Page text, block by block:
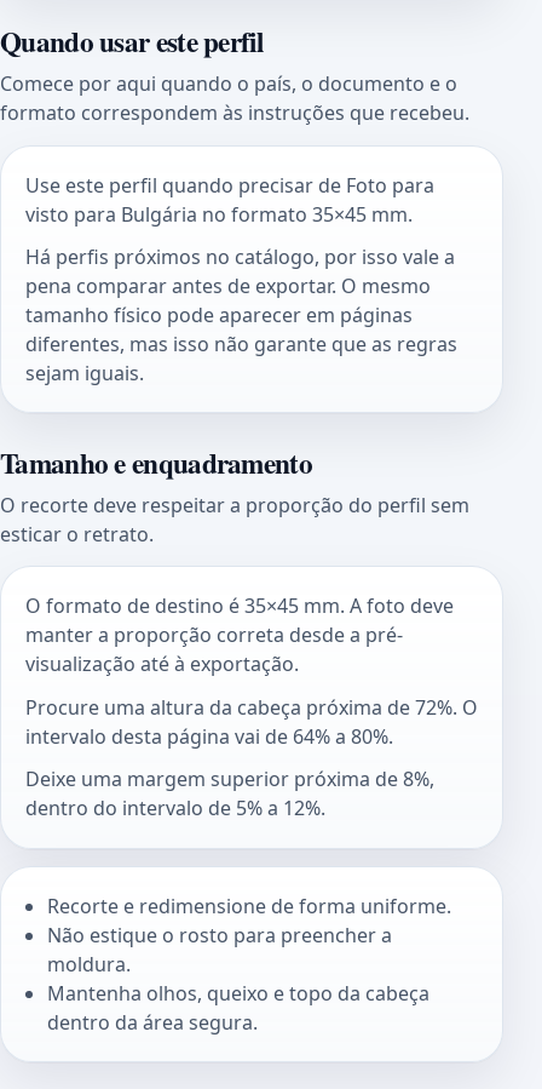
Quando usar este perfil
Comece por aqui quando o país, o documento e o
formato correspondem às instruções que recebeu.
Use este perfil quando precisar de Foto para
visto para Bulgária no formato 35×45 mm.
Há perfis próximos no catálogo, por isso vale a
pena comparar antes de exportar. O mesmo
tamanho físico pode aparecer em páginas
diferentes, mas isso não garante que as regras
sejam iguais.
Tamanho e enquadramento
O recorte deve respeitar a proporção do perfil sem
esticar o retrato.
O formato de destino é 35×45 mm. A foto deve
manter a proporção correta desde a pré-
visualização até à exportação.
Procure uma altura da cabeça próxima de 72%. O
intervalo desta página vai de 64% a 80%.
Deixe uma margem superior próxima de 8%,
dentro do intervalo de 5% a 12%.
Recorte e redimensione de forma uniforme.
Não estique o rosto para preencher a
moldura.
Mantenha olhos, queixo e topo da cabeça
dentro da área segura.